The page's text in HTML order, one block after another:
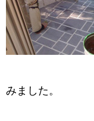
松の木の
みました。